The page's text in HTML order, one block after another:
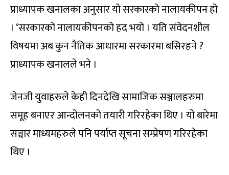
प्राध्यापक खनालका अनुसार यो सरकारको नालायकीपन हो
। ‘सरकारको नालायकीपनको हद भयो । यति संवेदनशील
विषयमा अब कुन नैतिक आधारमा सरकारमा बसिरहने ?
प्राध्यापक खनालले भने ।
जेनजी युवाहरुले केही दिनदेखि सामाजिक सञ्जालहरुमा
समूह बनाएर आन्दोलनको तयारी गरिरहेका थिए । यो बारेमा
सञ्चार माध्यमहरुले पनि पर्याप्त सूचना सम्प्रेषण गरिरहेका
थिए ।